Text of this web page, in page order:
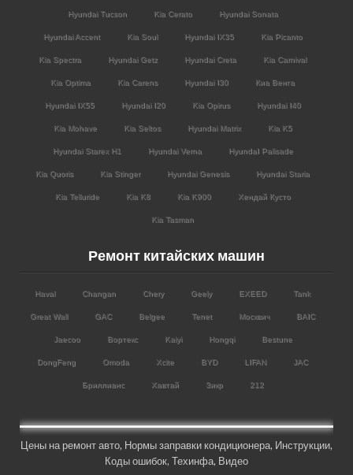
Hyundai Tucson Kia Cerato Hyundai Sonata
Hyundai Accent Kia Soul Hyundai IX35 Kia Picanto
Kia Spectra Hyundai Getz Hyundai Creta Kia Carnival
Kia Optima Kia Carens Hyundai I30 Киа Венга
Hyundai IX55 Hyundai I20 Kia Opirus Hyundai I40
Kia Mohave Kia Seltos Hyundai Matrix Kia K5
Hyundai Starex H1 Hyundai Verna HyundaI Palisade
Kia Quoris Kia Stinger Hyundai Genesis Hyundai Staria
Kia Telluride Kia K8 Kia K900 Хендай Кусто
Kia Tasman
Ремонт китайских машин
Haval Changan Chery Geely EXEED Tank
Great Wall GAC Belgee Tenet Москвич BAIC
Jaecoo Вортекс Kaiyi Hongqi Bestune
DongFeng Omoda Xcite BYD LIFAN JAC
Бриллианс Хавтай Зикр 212
Цены на ремонт авто, Нормы заправки кондиционера, Инструкции,
Коды ошибок, Техинфа, Видео